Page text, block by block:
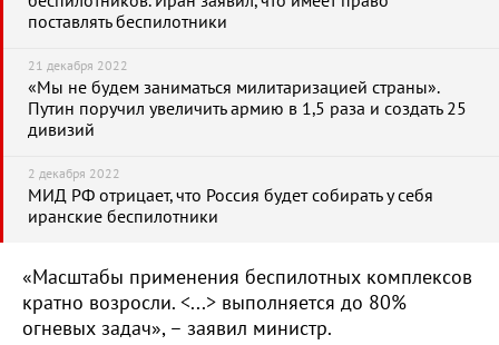
поставлять беспилотники
21 декабря 2022
«Мы не будем заниматься милитаризацией страны».
Путин поручил увеличить армию в 1,5 раза и создать 25
дивизий
2 декабря 2022
МИД РФ отрицает, что Россия будет собирать у себя
иранские беспилотники
«Масштабы применения беспилотных комплексов
кратно возросли. <...> выполняется до 80%
огневых задач», – заявил министр.